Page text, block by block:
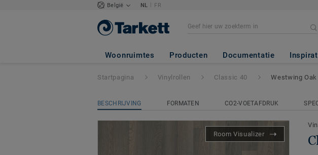
België NL | FR
Woonruimtes Producten Documentatie
Classic 40 - Westwing Oak
Startpagina Vinylrollen Classic 40 Westwing Oak
BESCHRIJVING FORMATEN CO2-VOETAFDRUK
Room Visualizer